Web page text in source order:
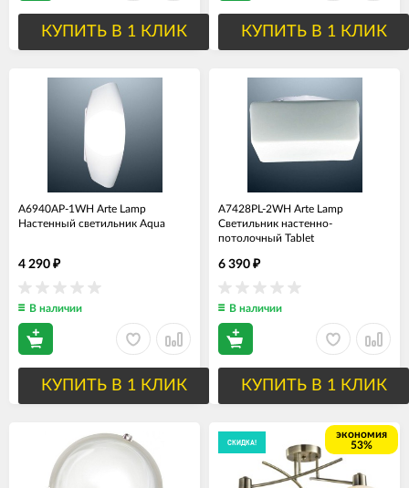
КУПИТЬ В 1 КЛИК КУПИТЬ В 1 КЛИК
A6940AP-1WH Arte Lamp
Настенный светильник Aqua
4 290 ₽
В наличии
КУПИТЬ В 1 КЛИК
A7428PL-2WH Arte Lamp
Светильник настенно-
потолочный Tablet
6 390 ₽
В наличии
КУПИТЬ В 1 КЛИК
СКИДКА!
экономия
53%